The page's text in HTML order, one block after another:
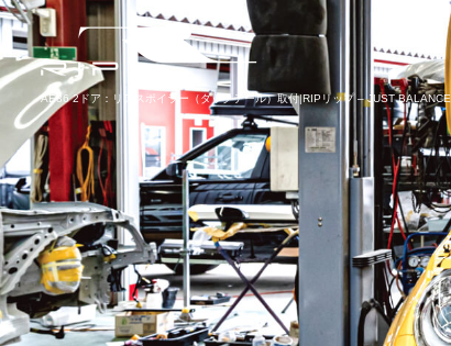
AE86 2ドア：リアスポイラー（ダックテール）取付|RIPリップ – JUST BALANCE